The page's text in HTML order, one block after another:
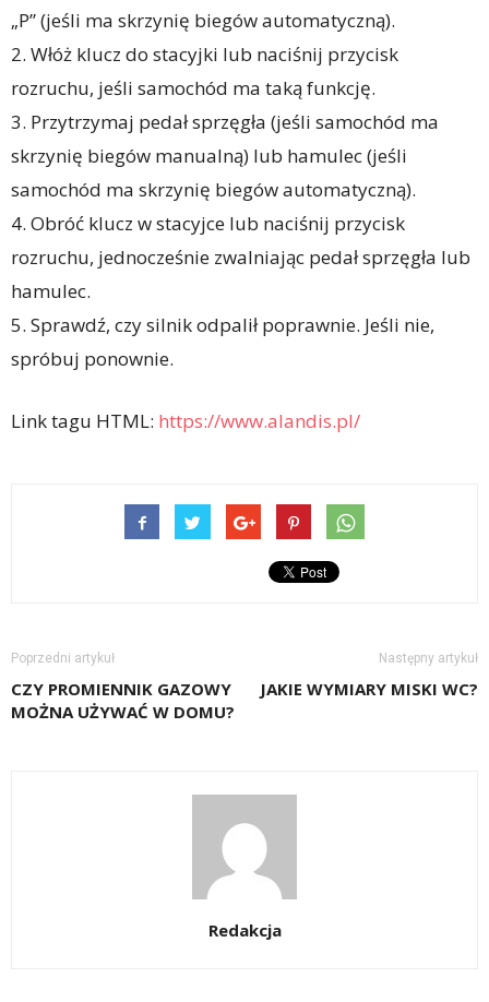
„P” (jeśli ma skrzynię biegów automatyczną).
2. Włóż klucz do stacyjki lub naciśnij przycisk
rozruchu, jeśli samochód ma taką funkcję.
3. Przytrzymaj pedał sprzęgła (jeśli samochód ma
skrzynię biegów manualną) lub hamulec (jeśli
samochód ma skrzynię biegów automatyczną).
4. Obróć klucz w stacyjce lub naciśnij przycisk
rozruchu, jednocześnie zwalniając pedał sprzęgła lub
hamulec.
5. Sprawdź, czy silnik odpalił poprawnie. Jeśli nie,
spróbuj ponownie.
Link tagu HTML: https://www.alandis.pl/
Poprzedni artykuł
CZY PROMIENNIK GAZOWY
MOŻNA UŻYWAĆ W DOMU?
Następny artykuł
JAKIE WYMIARY MISKI WC?
Redakcja